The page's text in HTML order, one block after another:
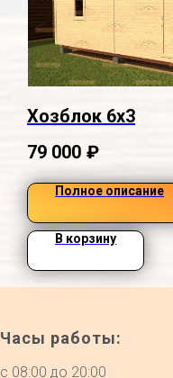
Хозблок 6х3
79 000 ₽
Полное описание
В корзину
Часы работы:
с 08:00 до 20:00